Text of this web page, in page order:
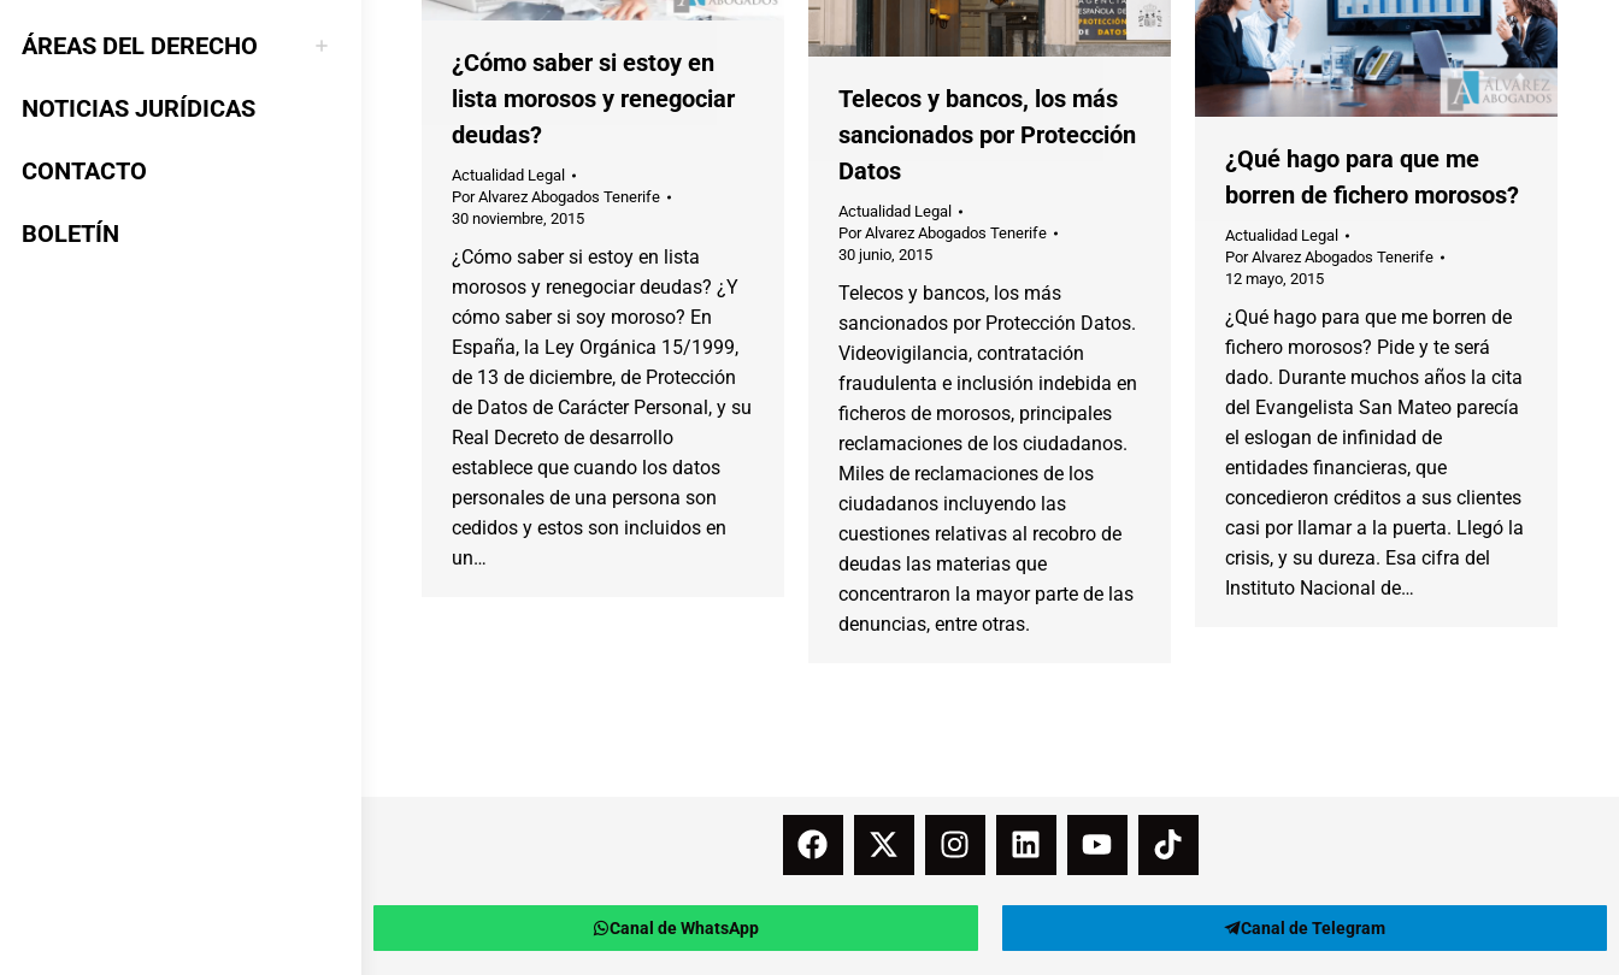
ÁREAS DEL DERECHO
NOTICIAS JURÍDICAS
CONTACTO
BOLETÍN
¿Cómo saber si estoy en
lista morosos y renegociar
deudas?
Actualidad Legal
PorAlvarez Abogados Tenerife
30 noviembre, 2015
¿Cómo saber si estoy en lista
morosos y renegociar deudas? ¿Y
cómo saber si soy moroso? En
España, la Ley Orgánica 15/1999,
de 13 de diciembre, de Protección
de Datos de Carácter Personal, y su
Real Decreto de desarrollo
establece que cuando los datos
personales de una persona son
cedidos y estos son incluidos en
un…
Telecos y bancos, los más
sancionados por Protección
Datos
Actualidad Legal
PorAlvarez Abogados Tenerife
30 junio, 2015
Telecos y bancos, los más
sancionados por Protección Datos.
Videovigilancia, contratación
fraudulenta e inclusión indebida en
ficheros de morosos, principales
reclamaciones de los ciudadanos.
Miles de reclamaciones de los
ciudadanos incluyendo las
cuestiones relativas al recobro de
deudas las materias que
concentraron la mayor parte de las
denuncias, entre otras.
¿Qué hago para que me
borren de fichero morosos?
Actualidad Legal
PorAlvarez Abogados Tenerife
12 mayo, 2015
¿Qué hago para que me borren de
fichero morosos? Pide y te será
dado. Durante muchos años la cita
del Evangelista San Mateo parecía
el eslogan de infinidad de
entidades financieras, que
concedieron créditos a sus clientes
casi por llamar a la puerta. Llegó la
crisis, y su dureza. Esa cifra del
Instituto Nacional de…
Canal de WhatsApp Canal de Telegram